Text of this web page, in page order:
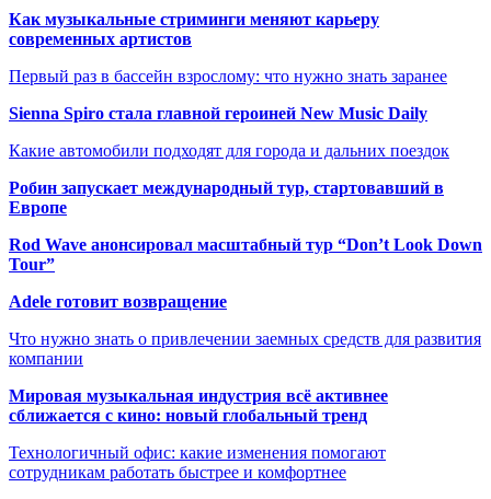
Как музыкальные стриминги меняют карьеру
современных артистов
Первый раз в бассейн взрослому: что нужно знать заранее
Sienna Spiro стала главной героиней New Music Daily
Какие автомобили подходят для города и дальних поездок
Робин запускает международный тур, стартовавший в
Европе
Rod Wave анонсировал масштабный тур “Don’t Look Down
Tour”
Adele готовит возвращение
Что нужно знать о привлечении заемных средств для развития
компании
Мировая музыкальная индустрия всё активнее
сближается с кино: новый глобальный тренд
Технологичный офис: какие изменения помогают
сотрудникам работать быстрее и комфортнее